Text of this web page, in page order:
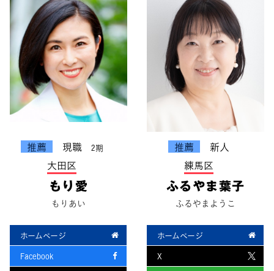
推薦 現職 2期
大田区
もり愛
もりあい
ホームページ
Facebook
推薦
新人
練馬区
ふるやま葉子
ふるやまようこ
ホームページ
X